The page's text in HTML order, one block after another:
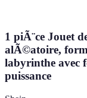
1 piÃ¨ce Jouet
alÃ©atoire,
labyrinthe avec
puissance